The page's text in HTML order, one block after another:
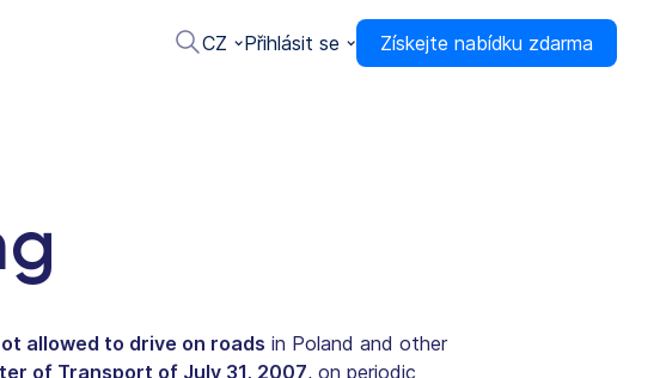
CZ Přihlásit se Získejte nabídku zdarma
allowed to drive on roads in Poland and other
of Transport of July 31, 2007, on periodic